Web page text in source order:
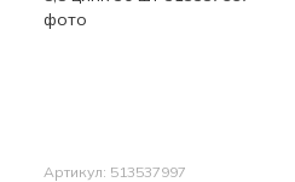
Артикул: 513537997